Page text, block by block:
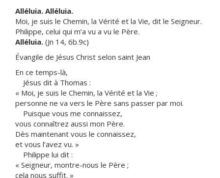
Alléluia. Alléluia.
Moi, je suis le Chemin, la Vérité et la Vie, dit le Seigneur.
Philippe, celui qui m’a vu a vu le Père.
Alléluia. (Jn 14, 6b.9c)
Évangile de Jésus Christ selon saint Jean
En ce temps-là,
Jésus dit à Thomas :
« Moi, je suis le Chemin, la Vérité et la Vie ;
personne ne va vers le Père sans passer par moi.
Puisque vous me connaissez,
vous connaîtrez aussi mon Père.
Dès maintenant vous le connaissez,
et vous l’avez vu. »
Philippe lui dit :
« Seigneur, montre-nous le Père ;
cela nous suffit. »